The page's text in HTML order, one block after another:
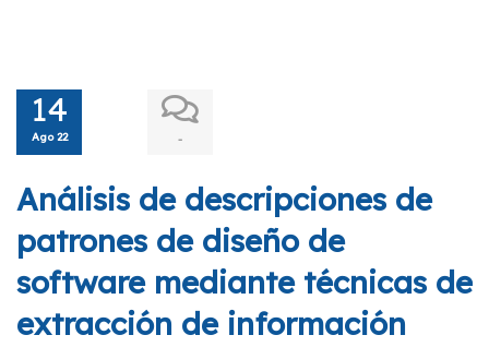
14
Ago 22 -
Análisis de descripciones de
patrones de diseño de
software mediante técnicas de
extracción de información